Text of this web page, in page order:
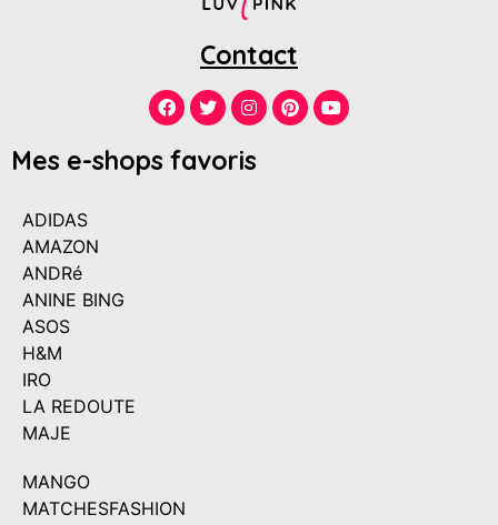
Contact
Mes e-shops favoris
ADIDAS
AMAZON
ANDRé
ANINE BING
ASOS
H&M
IRO
LA REDOUTE
MAJE
MANGO
MATCHESFASHION